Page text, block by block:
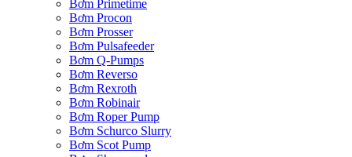
Bơm Primetime
Bơm Procon
Bơm Prosser
Bơm Pulsafeeder
Bơm Q-Pumps
Bơm Reverso
Bơm Rexroth
Bơm Robinair
Bơm Roper Pump
Bơm Schurco Slurry
Bơm Scot Pump